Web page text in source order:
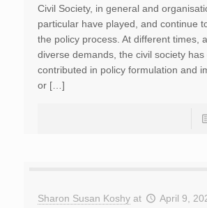
Civil Society, in general and
particular have played, and continue
the policy process. At different times,
diverse demands, the civil society has
contributed in policy formulation and
or […]
Sharon Susan Koshy at April 9,